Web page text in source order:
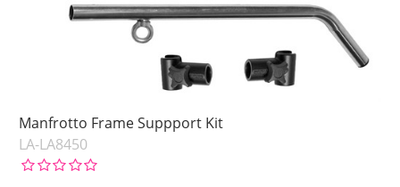
Manfrotto Frame Suppport Kit
LA-LA8450